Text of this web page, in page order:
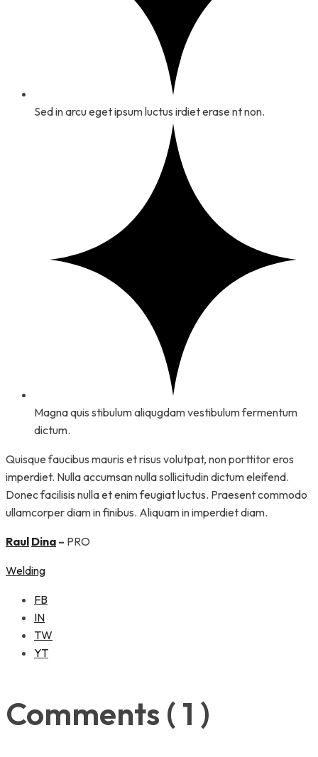
Sed in arcu eget ipsum luctus irdiet erase nt non.
Magna quis stibulum aliqugdam vestibulum fermentum
dictum.
Quisque faucibus mauris et risus volutpat, non porttitor eros
imperdiet. Nulla accumsan nulla sollicitudin dictum eleifend.
Donec facilisis nulla et enim feugiat luctus. Praesent commodo
ullamcorper diam in finibus. Aliquam in imperdiet diam.
Raul Dina – PRO
Welding
FB
IN
TW
YT
Comments ( 1 )